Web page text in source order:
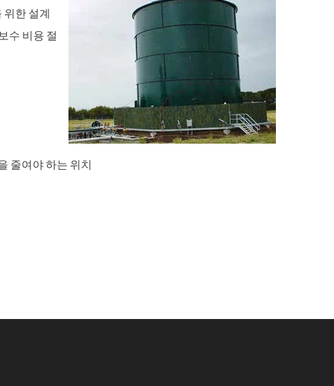
위한 설계
수 비용 절
줄여야 하는 위치